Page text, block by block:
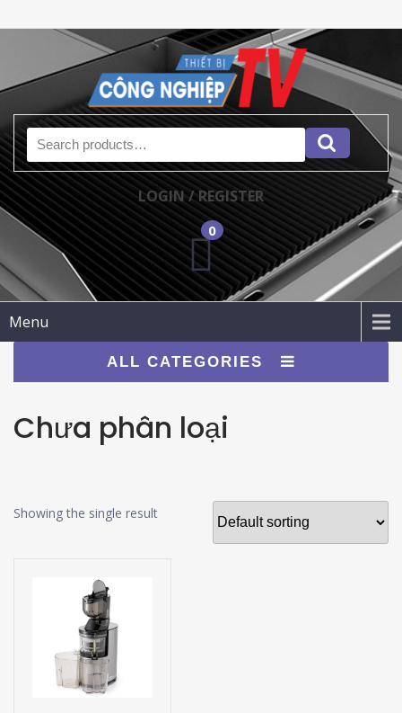
Search for:
LOGIN / REGISTER
0
Menu
ALL CATEGORIES
Chưa phân loại
Showing the single result